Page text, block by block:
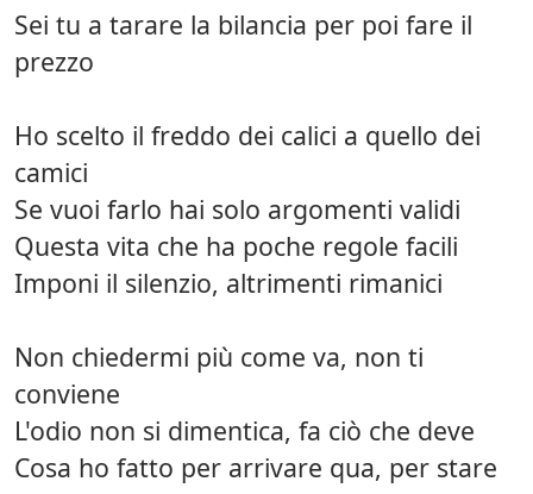
Sei tu a tarare la bilancia per poi fare il
prezzo
Ho scelto il freddo dei calici a quello dei
camici
Se vuoi farlo hai solo argomenti validi
Questa vita che ha poche regole facili
Imponi il silenzio, altrimenti rimanici
Non chiedermi più come va, non ti
conviene
L'odio non si dimentica, fa ciò che deve
Cosa ho fatto per arrivare qua, per stare